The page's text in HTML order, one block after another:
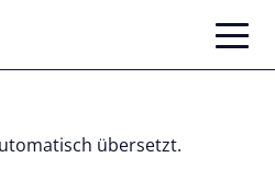
übersetzt.